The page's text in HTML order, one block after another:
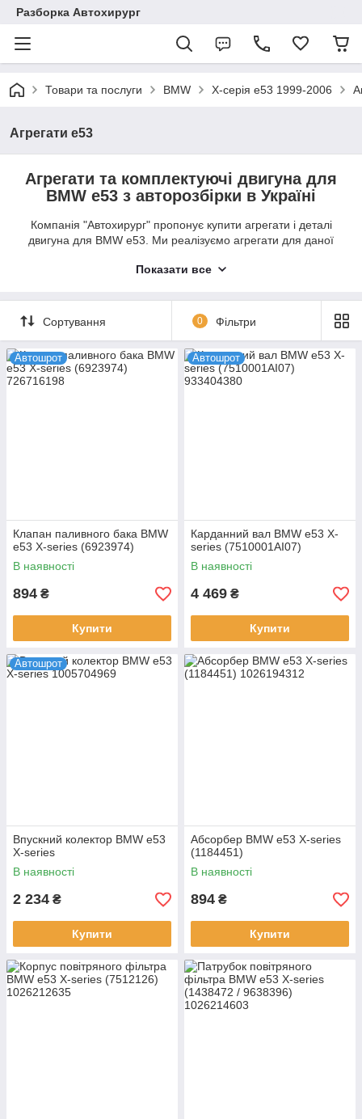
Разборка Автохирург
Товари та послуги BMW X-серія e53 1999-2006
Агрегати e53
Агрегати та комплектуючі двигуна для
BMW e53 з авторозбірки в Україні
Компанія "Автохирург" пропонує купити агрегати і деталі
двигуна для BMW e53. Ми реалізуємо агрегати для даної
додаткову діагностику перед продажем — перевірка
гарантію працездатності на придбані деталі.
Фахівці нашої авторозбірки оперативно комплектують
замовлення за попередньою заявкою клієнта.
Всі замовлення відправляються в день замовлення з
післяплатою або по передоплаті.
Показати все
Сортування 0 Фільтри
Автошрот
Клапан паливного бака BMW
e53 X-series (6923974)
В наявності
894 ₴
Купити
Автошрот
Карданний вал BMW e53 X-
series (7510001AI07)
В наявності
4 469 ₴
Купити
Автошрот
Впускний колектор BMW e53
X-series
В наявності
2 234 ₴
Купити
Абсорбер BMW e53 X-series
(1184451)
В наявності
894 ₴
Купити